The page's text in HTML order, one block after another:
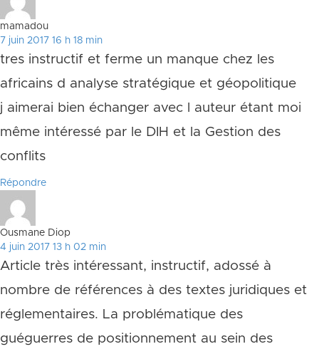
mamadou
7 juin 2017 16 h 18 min
tres instructif et ferme un manque chez les
africains d analyse stratégique et géopolitique
j aimerai bien échanger avec l auteur étant moi
même intéressé par le DIH et la Gestion des
conflits
Répondre
Ousmane Diop
4 juin 2017 13 h 02 min
Article très intéressant, instructif, adossé à
nombre de références à des textes juridiques et
réglementaires. La problématique des
guéguerres de positionnement au sein des